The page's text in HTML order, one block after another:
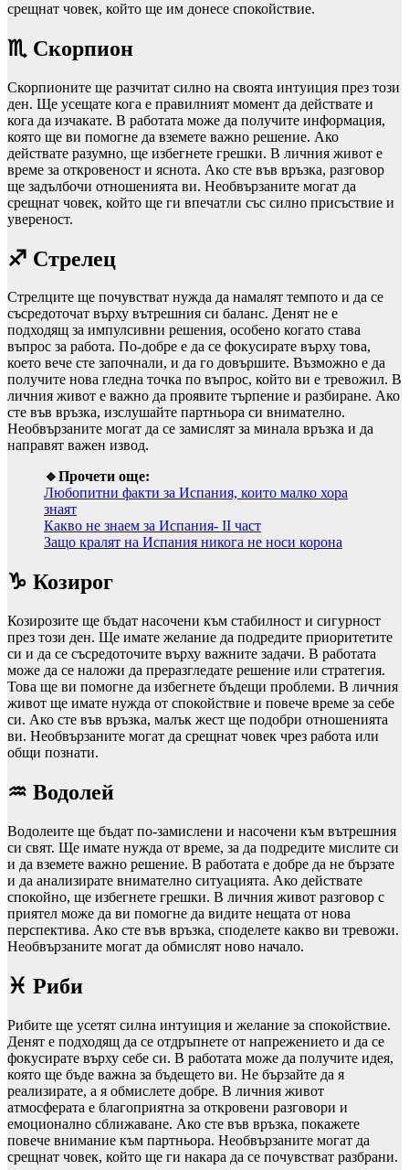
срещнат човек, който ще им донесе спокойствие.
♏ Скорпион
Скорпионите ще разчитат силно на своята интуиция през този
ден. Ще усещате кога е правилният момент да действате и
кога да изчакате. В работата може да получите информация,
която ще ви помогне да вземете важно решение. Ако
действате разумно, ще избегнете грешки. В личния живот е
време за откровеност и яснота. Ако сте във връзка, разговор
ще задълбочи отношенията ви. Необвързаните могат да
срещнат човек, който ще ги впечатли със силно присъствие и
увереност.
♐ Стрелец
Стрелците ще почувстват нужда да намалят темпото и да се
съсредоточат върху вътрешния си баланс. Денят не е
подходящ за импулсивни решения, особено когато става
въпрос за работа. По-добре е да се фокусирате върху това,
което вече сте започнали, и да го довършите. Възможно е да
получите нова гледна точка по въпрос, който ви е тревожил. В
личния живот е важно да проявите търпение и разбиране. Ако
сте във връзка, изслушайте партньора си внимателно.
Необвързаните могат да се замислят за минала връзка и да
направят важен извод.
🔹Прочети още:
Любопитни факти за Испания, които малко хора
знаят
Какво не знаем за Испания- II част
Защо кралят на Испания никога не носи корона
♑ Козирог
Козирозите ще бъдат насочени към стабилност и сигурност
през този ден. Ще имате желание да подредите приоритетите
си и да се съсредоточите върху важните задачи. В работата
може да се наложи да преразгледате решение или стратегия.
Това ще ви помогне да избегнете бъдещи проблеми. В личния
живот ще имате нужда от спокойствие и повече време за себе
си. Ако сте във връзка, малък жест ще подобри отношенията
ви. Необвързаните могат да срещнат човек чрез работа или
общи познати.
♒ Водолей
Водолеите ще бъдат по-замислени и насочени към вътрешния
си свят. Ще имате нужда от време, за да подредите мислите си
и да вземете важно решение. В работата е добре да не бързате
и да анализирате внимателно ситуацията. Ако действате
спокойно, ще избегнете грешки. В личния живот разговор с
приятел може да ви помогне да видите нещата от нова
перспектива. Ако сте във връзка, споделете какво ви тревожи.
Необвързаните могат да обмислят ново начало.
♓ Риби
Рибите ще усетят силна интуиция и желание за спокойствие.
Денят е подходящ да се отдръпнете от напрежението и да се
фокусирате върху себе си. В работата може да получите идея,
която ще бъде важна за бъдещето ви. Не бързайте да я
реализирате, а я обмислете добре. В личния живот
атмосферата е благоприятна за откровени разговори и
емоционално сближаване. Ако сте във връзка, покажете
повече внимание към партньора. Необвързаните могат да
срещнат човек, който ще ги накара да се почувстват разбрани.